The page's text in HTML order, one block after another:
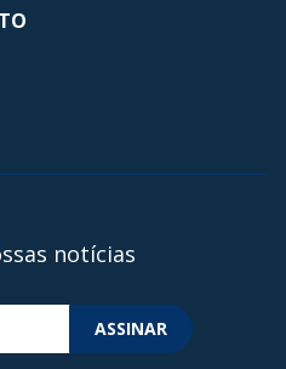
notícias
ASSINAR